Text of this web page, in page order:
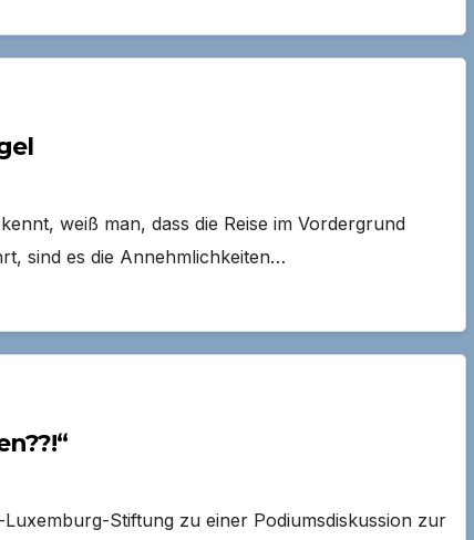
weiß man, dass die Reise im Vordergrund
sind es die Annehmlichkeiten…
Stiftung zu einer Podiumsdiskussion zur